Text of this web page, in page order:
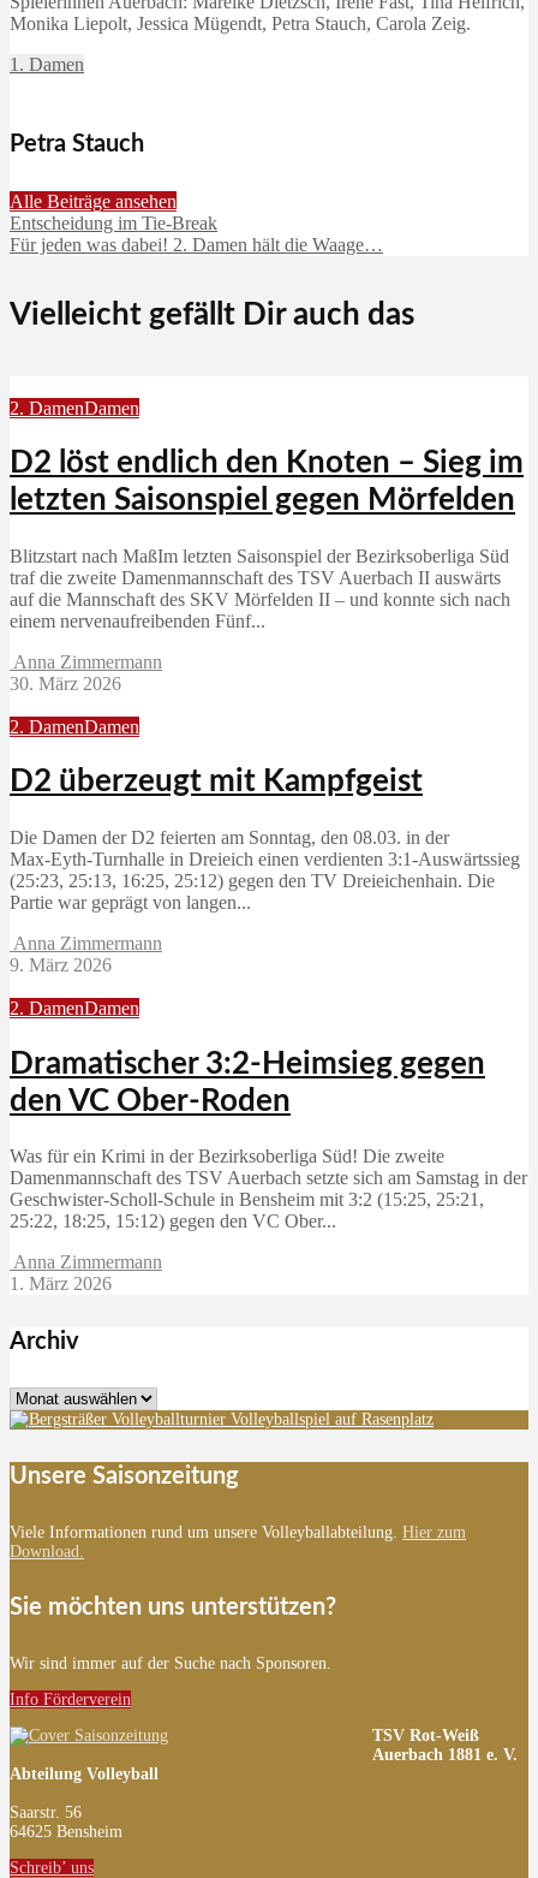
Monika Liepolt, Jessica Mügendt, Petra Stauch, Carola Zeig.
1. Damen
Petra Stauch
Alle Beiträge ansehen
Entscheidung im Tie-Break
Für jeden was dabei! 2. Damen hält die Waage…
Vielleicht gefällt Dir auch das
2. DamenDamen
D2 löst endlich den Knoten – Sieg im
letzten Saisonspiel gegen Mörfelden
Blitzstart nach MaßIm letzten Saisonspiel der Bezirksoberliga Süd
traf die zweite Damenmannschaft des TSV Auerbach II auswärts
auf die Mannschaft des SKV Mörfelden II – und konnte sich nach
einem nervenaufreibenden Fünf...
Anna Zimmermann
30. März 2026
2. DamenDamen
D2 überzeugt mit Kampfgeist
Die Damen der D2 feierten am Sonntag, den 08.03. in der
Max‑Eyth‑Turnhalle in Dreieich einen verdienten 3:1‑Auswärtssieg
(25:23, 25:13, 16:25, 25:12) gegen den TV Dreieichenhain. Die
Partie war geprägt von langen...
Anna Zimmermann
9. März 2026
2. DamenDamen
Dramatischer 3:2-Heimsieg gegen
den VC Ober-Roden
Was für ein Krimi in der Bezirksoberliga Süd! Die zweite
Damenmannschaft des TSV Auerbach setzte sich am Samstag in der
Geschwister-Scholl-Schule in Bensheim mit 3:2 (15:25, 25:21,
25:22, 18:25, 15:12) gegen den VC Ober...
Anna Zimmermann
1. März 2026
Archiv
Archiv
Unsere Saisonzeitung
Viele Informationen rund um unsere Volleyballabteilung. Hier zum
Download.
Sie möchten uns unterstützen?
Wir sind immer auf der Suche nach Sponsoren.
Info Förderverein
TSV Rot-Weiß
Auerbach 1881 e. V.
Abteilung Volleyball
Saarstr. 56
64625 Bensheim
Schreib’ uns